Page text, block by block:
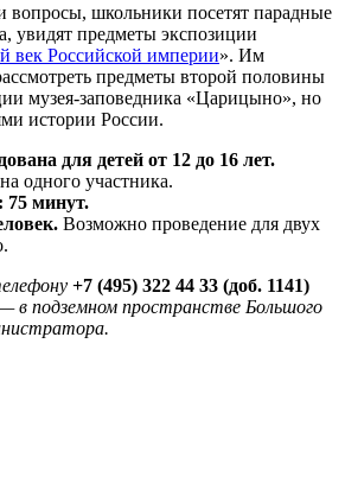
вопросы, школьники посетят парадные
увидят предметы экспозиции
век Российской империи». Им
предметы второй половины
музея-заповедника «Царицыно», но
истории России.
для детей от 12 до 16 лет.
на одного участника.
75 минут.
Возможно проведение для двух
+7 (495) 322 44 33 (доб. 1141)
—в подземном пространстве Большого